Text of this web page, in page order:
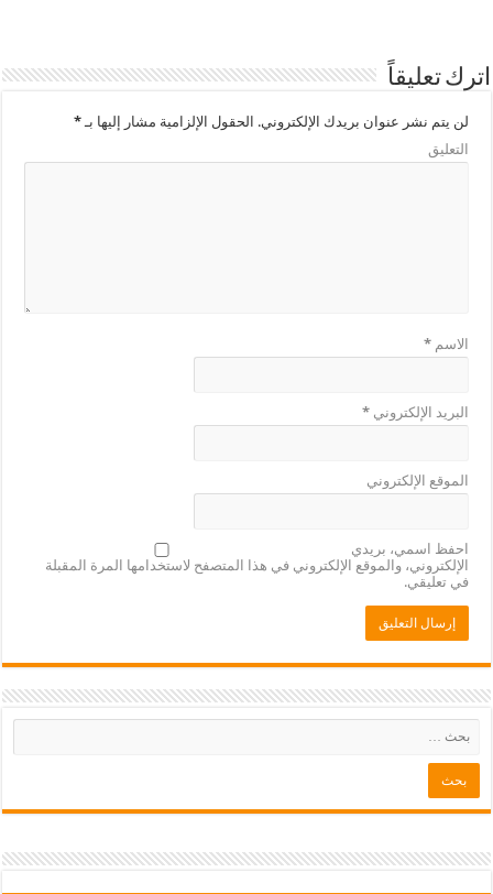
اترك تعليقاً
لن يتم نشر عنوان بريدك الإلكتروني. الحقول الإلزامية مشار إليها بـ*
التعليق
الاسم*
البريد الإلكتروني*
الموقع الإلكتروني
احفظ اسمي، بريدي
الإلكتروني، والموقع الإلكتروني في هذا المتصفح لاستخدامها المرة المقبلة
في تعليقي.